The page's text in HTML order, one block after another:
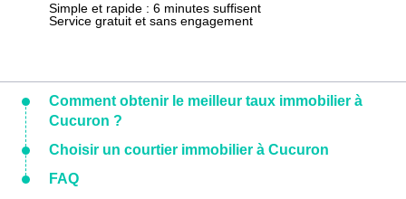
Simple et rapide : 6 minutes suffisent
Service gratuit et sans engagement
Comment obtenir le meilleur taux immobilier à
Cucuron ?
Choisir un courtier immobilier à Cucuron
FAQ